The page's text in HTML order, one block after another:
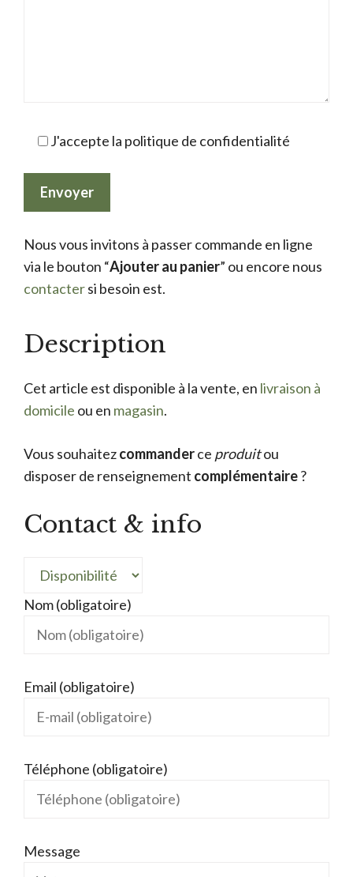
J'accepte la politique de confidentialité
Nous vous invitons à passer commande en ligne
via le bouton “Ajouter au panier” ou encore nous
contactersi besoin est.
Description
Cet article est disponible à la vente, en livraison à
domicile ou en magasin.
Vous souhaitezcommanderce produitou
disposer de renseignement complémentaire?
Contact & info
Nom (obligatoire)
Email (obligatoire)
Téléphone (obligatoire)
Message